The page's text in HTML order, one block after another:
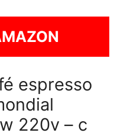
espresso
220v – c